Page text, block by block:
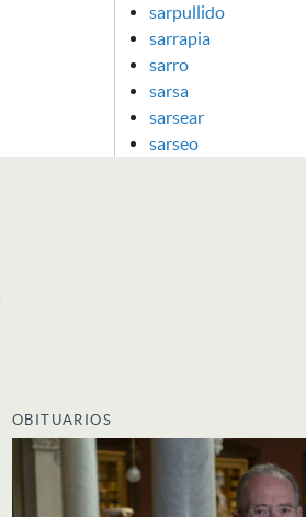
sarpullido
sarrapia
sarro
sarsa
sarsear
sarseo
OBITUARIOS